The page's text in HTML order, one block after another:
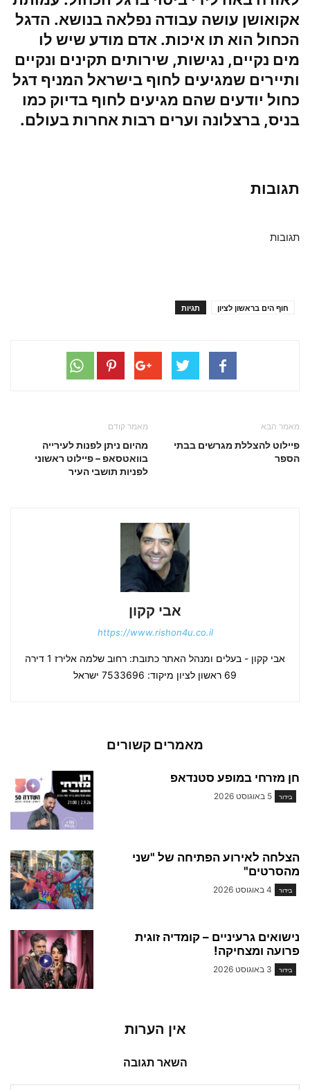
אקואושן עושה עבודה נפלאה בנושא. הדגל
הכחול הוא תו איכות. אדם מודע שיש לו
מים נקיים, נגישות, שירותים תקינים ונקיים
ותיירים שמגיעים לחוף בישראל המניף דגל
כחול יודעים שהם מגיעים לחוף בדיוק כמו
בניס, ברצלונה וערים רבות אחרות בעולם.
תגובות
תגובות
תגיות חוף הים בראשון לציון
מאמר קודם
מהיום ניתן לפנות לעירייה
בוואטסאפ – פיילוט ראשוני
לפניות תושבי העיר
מאמר הבא
פיילוט להצללת מגרשים בבתי
הספר
אבי קקון
https://www.rishon4u.co.il
אבי קקון - בעלים ומנהל האתר כתובת: רחוב שלמה אלירז 1 דירה
69 ראשון לציון מיקוד: 7533696 ישראל
מאמרים קשורים
חן מזרחי במופע סטנדאפ
בידור 5 באוגוסט 2026
הצלחה לאירוע הפתיחה של "שני
מהסרטים"
בידור 4 באוגוסט 2026
נישואים גרעיניים – קומדיה זוגית
פרועה ומצחיקה!
בידור 3 באוגוסט 2026
אין הערות
השאר תגובה